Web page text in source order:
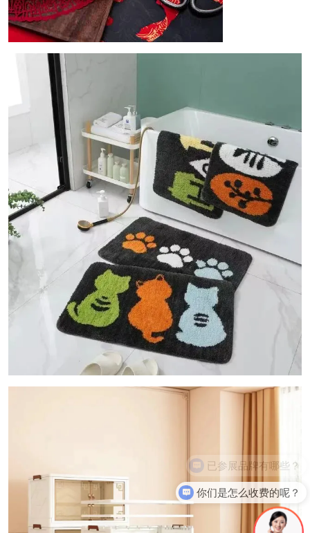
你们是怎么收费的呢？
规模有多大？